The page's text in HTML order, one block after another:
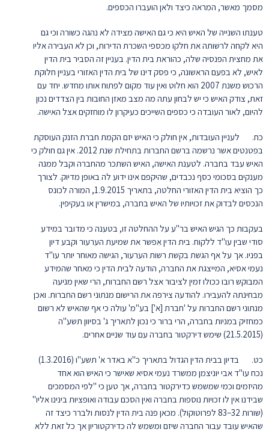
מסמך מאשר, המראה כיצד ולאן הועברו הכספים.
טענתו השנייה של האיש היא כי גם האישה מצידה לא נהגה כשורה וכי גם
היא לקחה לרשותה את חלקו מכספי השכרת הדירות, וכן לא העבירה אליו
את מחצית הפנסיה שלה, כהוראת בית הדין. בעניין זה הסביר בית הדין
לאיש, לא בפעם הראשונה, כי פסק דינו של בית הדין האזורי בעניין חלוקת
הרכוש משנת 2007 הוא חלוט ואין עוד מקום לפתוח אותו מחדש. יחד עם
זאת, צודק האיש כי יש לבחון עתה מה מצב מאזן החובות בין הצדדים נכון
להיום, לאור העובדה כי כספים השייכים כעיקרון לו מוחזקים אצל האישה.
כח. לעניין העובדות, אין חולק כי האיש יזם הקמת חברת הזנק העוסקת
בפטנטים אשר נרשמה ברשם החברות בתחילת שנת 2012. אין גם חולק כי
האיש עבד בחברה. לטענת האישה, האיש השתכר מהחברה וקבל ממנה
מענקים בסכומי כסף נכבדים, שהיקפם אינו ידוע לה באופן מדיוק. לצורך
כך הוציא בית הדין האזורי החלטה, בתאריך 1.9.2015, המורה לכונס
הנכסים לבדוק את זכויותיו של האיש בחברה, במישרין או בעקיפין.
בעקבות כך הגיש האיש בר"ע על ההחלטה זו, בטענה כי מדובר במידע
סודי שבין עו"ד ללקוח. בית הדין אִפשר את שמיעת הערעור וקבע דיון
בפניו. אך על אף הגשת בקשת רשות הערעור, הגישה מאוחר יותר עו"ד
נעמי אסיא, המייצגת את החברה, הודעה לבית הדין כי מאחר שהמידע
המבוקש רובו ככולו זמין לציבור אצל רשם החברות, הרי שאין מניעה
מבחינתה להעבירו. להודעה צירפה את הרישום מנתוני רשם החברות. ואכן
מנתוני רשם החברות על 'חברת [א'] בע"מ' עולה כי אף שהאיש לא רשום
כמחזיק במניות בחברה, הרי ברור כי נכון לתאריך ג' בסיוון תשע"ה
(21.5.2015) שימש דירקטור בחברה עם עוד שניים אחרים.
כט. בדיון בבית הדין הגדול בתאריך כ"א באדר א' תשע"ו (1.3.2016)
נכח עו"ד אבי יוניצמן ממשרד נעמי אסיא שאישר כי האיש הוא אחד
מהיזמים וכמי שמשמש כדירקטור בחברה, אך טען כי "לפי המסמכים
שבידנו אין לו זכויות נוספות בחברה ואין הסכם עבודה ואופציות בינינו אליו"
(שורות 32–83 לפרוטוקול). מכאן פנה בית הדין לנסות ולברר כיצד זה
שהאיש עובד עבור החברה שיזם ומשמש לה כדירקטוריון אך כל זאת ללא